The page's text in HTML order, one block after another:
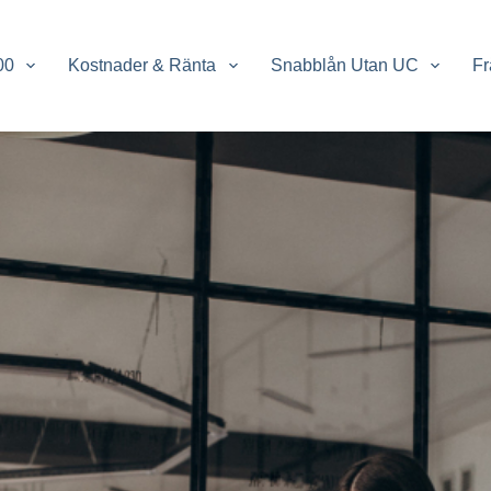
Kostnader & Ränta Snabblån Utan UC